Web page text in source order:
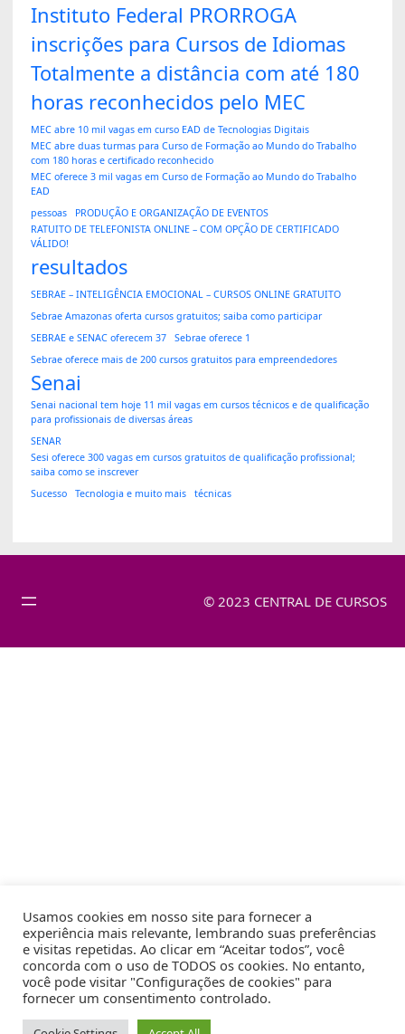
Instituto Federal PRORROGA
inscrições para Cursos de Idiomas
Totalmente a distância com até 180
horas reconhecidos pelo MEC
MEC abre 10 mil vagas em curso EAD de Tecnologias Digitais
MEC abre duas turmas para Curso de Formação ao Mundo do Trabalho
com 180 horas e certificado reconhecido
MEC oferece 3 mil vagas em Curso de Formação ao Mundo do Trabalho
EAD
pessoas
PRODUÇÃO E ORGANIZAÇÃO DE EVENTOS
RATUITO DE TELEFONISTA ONLINE – COM OPÇÃO DE CERTIFICADO
VÁLIDO!
resultados
SEBRAE – INTELIGÊNCIA EMOCIONAL – CURSOS ONLINE GRATUITO
Sebrae Amazonas oferta cursos gratuitos; saiba como participar
SEBRAE e SENAC oferecem 37
Sebrae oferece 1
Sebrae oferece mais de 200 cursos gratuitos para empreendedores
Senai
Senai nacional tem hoje 11 mil vagas em cursos técnicos e de qualificação
para profissionais de diversas áreas
SENAR
Sesi oferece 300 vagas em cursos gratuitos de qualificação profissional;
saiba como se inscrever
Sucesso
Tecnologia e muito mais técnicas
© 2023 CENTRAL DE CURSOS
Usamos cookies em nosso site para fornecer a
experiência mais relevante, lembrando suas preferências
e visitas repetidas. Ao clicar em “Aceitar todos”, você
concorda com o uso de TODOS os cookies. No entanto,
você pode visitar "Configurações de cookies" para
fornecer um consentimento controlado.